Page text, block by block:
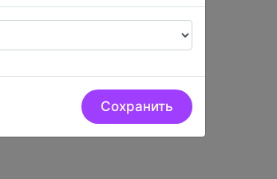
Сохранить
Canon EF 50mm
F/1.8 STM